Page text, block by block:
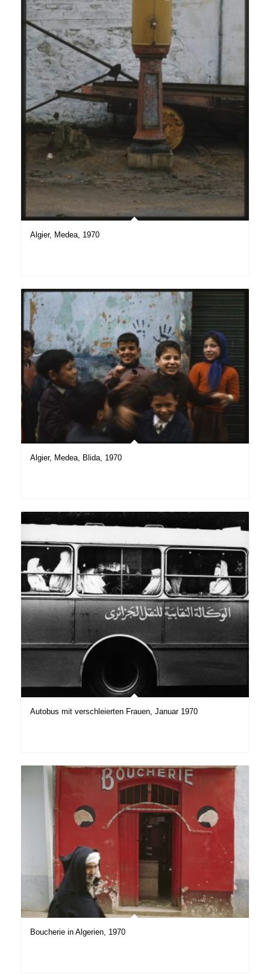
Algier, Medea, 1970
Algier, Medea, Blida, 1970
Autobus mit verschleierten Frauen, Januar 1970
Boucherie in Algerien, 1970